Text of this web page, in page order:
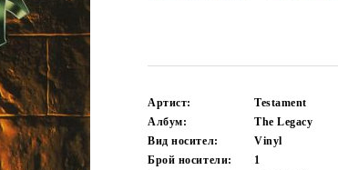
Артист:
Testament
Албум:
The Legacy
Вид носител:
Vinyl
Брой носители:
1